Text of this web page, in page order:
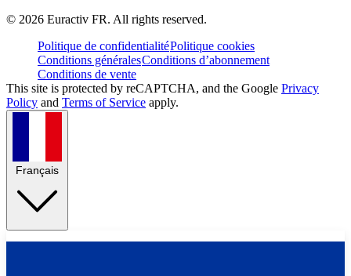
© 2026 Euractiv FR. All rights reserved.
Politique de confidentialitéPolitique cookies
Conditions généralesConditions d’abonnement
Conditions de vente
This site is protected by reCAPTCHA, and the Google Privacy
Policy and Terms of Service apply.
Français